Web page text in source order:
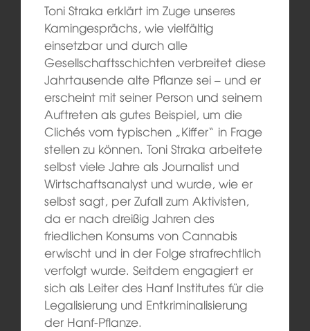
Toni Straka erklärt im Zuge unseres
Kamingesprächs, wie vielfältig
einsetzbar und durch alle
Gesellschaftsschichten verbreitet diese
Jahrtausende alte Pflanze sei – und er
erscheint mit seiner Person und seinem
Auftreten als gutes Beispiel, um die
Clichés vom typischen „Kiffer“ in Frage
stellen zu können. Toni Straka arbeitete
selbst viele Jahre als Journalist und
Wirtschaftsanalyst und wurde, wie er
selbst sagt, per Zufall zum Aktivisten,
da er nach dreißig Jahren des
friedlichen Konsums von Cannabis
erwischt und in der Folge strafrechtlich
verfolgt wurde. Seitdem engagiert er
sich als Leiter des Hanf Institutes für die
Legalisierung und Entkriminalisierung
der Hanf-Pflanze.